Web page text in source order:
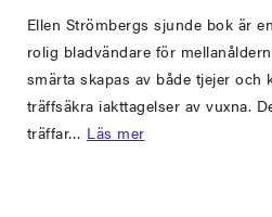
Ellen Strömbergs sjunde bok är
rolig bladvändare för
smärta skapas av både tjejer och
träffsäkra iakttagelser av vuxna.
träffar… Läs mer